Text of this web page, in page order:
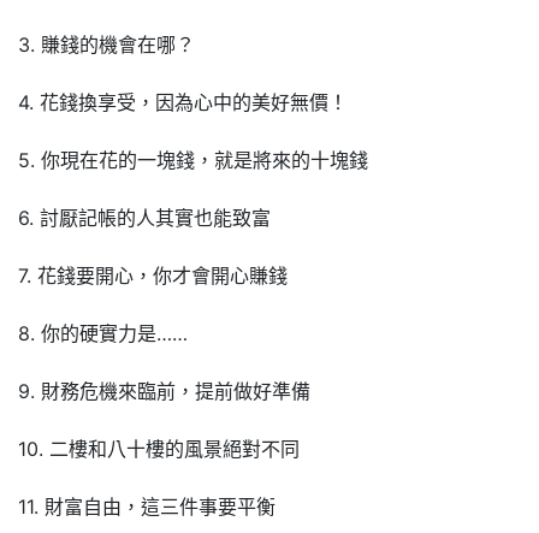
3. 賺錢的機會在哪？
4. 花錢換享受，因為心中的美好無價！
5. 你現在花的一塊錢，就是將來的十塊錢
6. 討厭記帳的人其實也能致富
7. 花錢要開心，你才會開心賺錢
8. 你的硬實力是……
9. 財務危機來臨前，提前做好準備
10. 二樓和八十樓的風景絕對不同
11. 財富自由，這三件事要平衡